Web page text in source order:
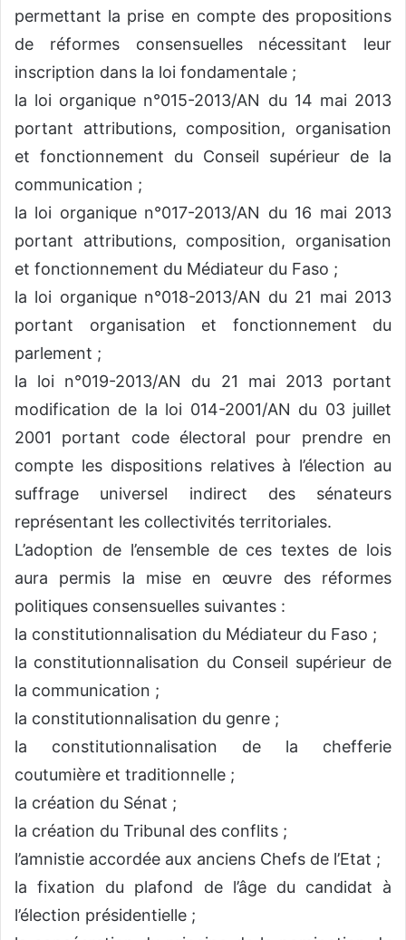
permettant la prise en compte des propositions
de réformes consensuelles nécessitant leur
inscription dans la loi fondamentale ;
la loi organique n°015-2013/AN du 14 mai 2013
portant attributions, composition, organisation
et fonctionnement du Conseil supérieur de la
communication ;
la loi organique n°017-2013/AN du 16 mai 2013
portant attributions, composition, organisation
et fonctionnement du Médiateur du Faso ;
la loi organique n°018-2013/AN du 21 mai 2013
portant organisation et fonctionnement du
parlement ;
la loi n°019-2013/AN du 21 mai 2013 portant
modification de la loi 014-2001/AN du 03 juillet
2001 portant code électoral pour prendre en
compte les dispositions relatives à l’élection au
suffrage universel indirect des sénateurs
représentant les collectivités territoriales.
L’adoption de l’ensemble de ces textes de lois
aura permis la mise en œuvre des réformes
politiques consensuelles suivantes :
la constitutionnalisation du Médiateur du Faso ;
la constitutionnalisation du Conseil supérieur de
la communication ;
la constitutionnalisation du genre ;
la constitutionnalisation de la chefferie
coutumière et traditionnelle ;
la création du Sénat ;
la création du Tribunal des conflits ;
l’amnistie accordée aux anciens Chefs de l’Etat ;
la fixation du plafond de l’âge du candidat à
l’élection présidentielle ;